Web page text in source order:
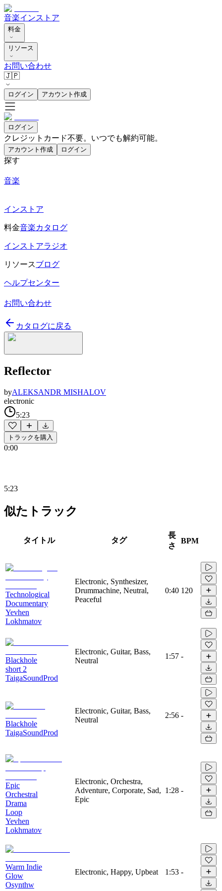
音楽インストア
料金
リソース
お問い合わせ
🇯🇵
ログイン アカウント作成
ログイン
クレジットカード不要。いつでも解約可能。
アカウント作成 ログイン
探す
音楽
インストア
料金音楽カタログ
インストアラジオ
リソースブログ
ヘルプセンター
お問い合わせ
カタログに戻る
Reflector
byALEKSANDR MISHALOV
electronic
5:23
トラックを購入
0:00
5:23
似たトラック
タイトル タグ
長
さ
BPM
Technological
Documentary
Yevhen
Lokhmatov
Electronic, Synthesizer,
Drummachine, Neutral,
Peaceful
0:40 120
Blackhole
short 2
TaigaSoundProd
Electronic, Guitar, Bass,
Neutral
1:57 -
Blackhole
TaigaSoundProd
Electronic, Guitar, Bass,
Neutral
2:56 -
Epic
Orchestral
Drama
Loop
Yevhen
Lokhmatov
Electronic, Orchestra,
Adventure, Corporate, Sad,
Epic
1:28 -
Warm Indie
Glow
Osynthw
Electronic, Happy, Upbeat 1:53 -